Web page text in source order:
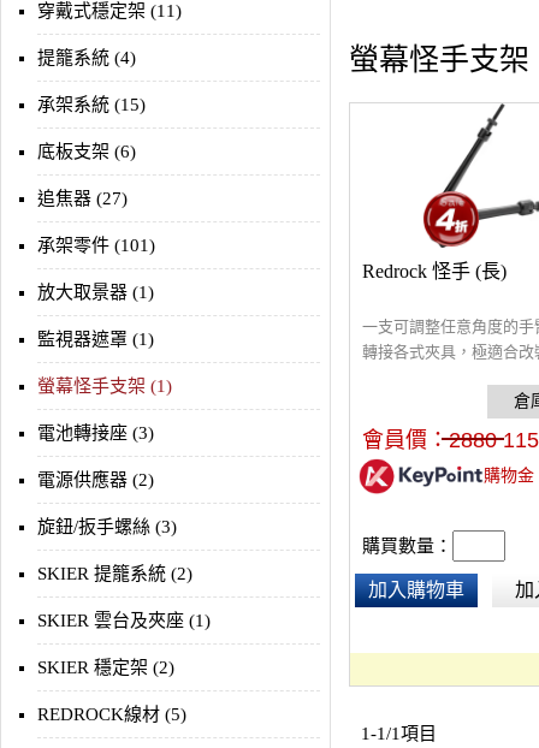
穿戴式穩定架 (11)
提籠系統 (4)
承架系統 (15)
底板支架 (6)
追焦器 (27)
承架零件 (101)
放大取景器 (1)
監視器遮罩 (1)
螢幕怪手支架 (1)
電池轉接座 (3)
電源供應器 (2)
旋鈕/扳手螺絲 (3)
SKIER 提籠系統 (2)
SKIER 雲台及夾座 (1)
SKIER 穩定架 (2)
REDROCK線材 (5)
螢幕怪手支架
Redrock 怪手 (長)
一支可調整任意角度的手
轉接各式夾具，極適合改
會員價：2880
購物金
購買數量：
加入購物車 加
1-1/1項目